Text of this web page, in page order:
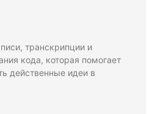
транскрипции и
кода, которая помогает
действенные идеи в